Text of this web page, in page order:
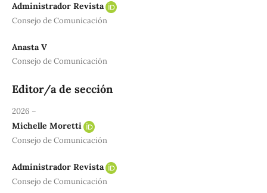
Administrador Revista
Consejo de Comunicación
Anasta V
Consejo de Comunicación
Editor/a de sección
2026 –
Michelle Moretti
Consejo de Comunicación
Administrador Revista
Consejo de Comunicación